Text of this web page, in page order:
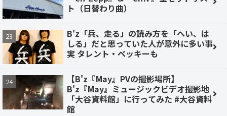
ト（日替わり曲）
B'z「兵、走る」の読み方を「へい、は
しる」だと思っていた人が意外に多い事
実 タレント・ベッキーも
【B'z『May』PVの撮影場所】
B'z『May』ミュージックビデオ撮影地
「大谷資料館」に行ってみた #大谷資料
館